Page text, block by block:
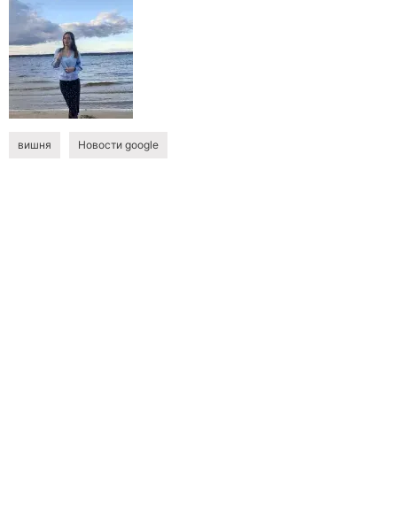
вишня Новости google